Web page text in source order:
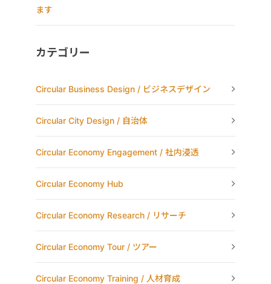
ます
カテゴリー
Circular Business Design / ビジネスデザイン
Circular City Design / 自治体
Circular Economy Engagement / 社内浸透
Circular Economy Hub
Circular Economy Research / リサーチ
Circular Economy Tour / ツアー
Circular Economy Training / 人材育成